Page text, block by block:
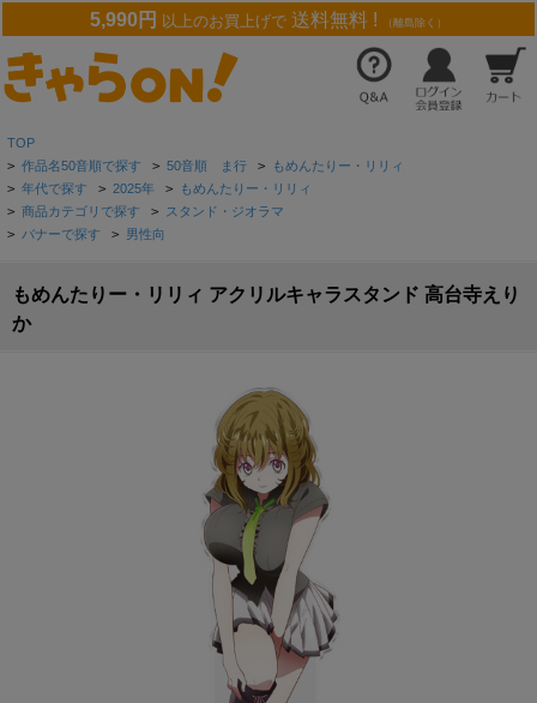
5,990円 以上のお買上げで 送料無料 ! （離島除く）
TOP
> 作品名50音順で探す > 50音順 ま行 > もめんたりー・リリィ
> 年代で探す > 2025年 > もめんたりー・リリィ
> 商品カテゴリで探す > スタンド・ジオラマ
> バナーで探す > 男性向
もめんたりー・リリィ アクリルキャラスタンド 高台寺えり
か